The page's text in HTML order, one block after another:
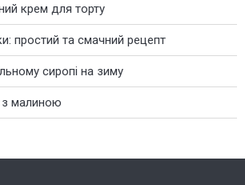
крем для торту
простий та смачний рецепт
сиропі на зиму
з малиною